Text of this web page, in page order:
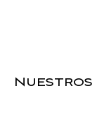
Nuestros